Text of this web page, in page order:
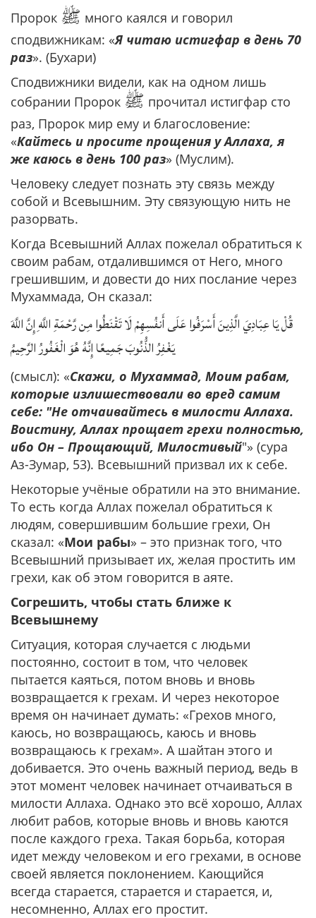
Пророк ﷺ много каялся и говорил
сподвижникам: «Я читаю истигфар в день 70
раз». (Бухари)
Сподвижники видели, как на одном лишь
собрании Пророк ﷺ прочитал истигфар сто
раз, Пророк мир ему и благословение:
«Кайтесь и просите прощения у Аллаха, я
же каюсь в день 100 раз» (Муслим).
Человеку следует познать эту связь между
собой и Всевышним. Эту связующую нить не
разорвать.
Когда Всевышний Аллах пожелал обратиться к
своим рабам, отдалившимся от Него, много
грешившим, и довести до них послание через
Мухаммада, Он сказал:
قُلْ يَا عِبَادِيَ الَّذِينَ أَسْرَفُوا عَلَى أَنفُسِهِمْ لَا تَقْنَطُوا مِن رَّحْمَةِ اللَّهِ إِنَّ اللَّهَ
يَغْفِرُ الذُّنُوبَ جَمِيعًا إِنَّهُ هُوَ الْغَفُورُ الرَّحِيمُ
(смысл): «Скажи, о Мухаммад, Моим рабам,
которые излишествовали во вред самим
себе: "Не отчаивайтесь в милости Аллаха.
Воистину, Аллах прощает грехи полностью,
ибо Он – Прощающий, Милостивый"» (сура
Аз-Зумар, 53). Всевышний призвал их к себе.
Некоторые учёные обратили на это внимание.
То есть когда Аллах пожелал обратиться к
людям, совершившим большие грехи, Он
сказал: «Мои рабы» – это признак того, что
Всевышний призывает их, желая простить им
грехи, как об этом говорится в аяте.
Согрешить, чтобы стать ближе к
Всевышнему
Ситуация, которая случается с людьми
постоянно, состоит в том, что человек
пытается каяться, потом вновь и вновь
возвращается к грехам. И через некоторое
время он начинает думать: «Грехов много,
каюсь, но возвращаюсь, каюсь и вновь
возвращаюсь к грехам». А шайтан этого и
добивается. Это очень важный период, ведь в
этот момент человек начинает отчаиваться в
милости Аллаха. Однако это всё хорошо, Аллах
любит рабов, которые вновь и вновь каются
после каждого греха. Такая борьба, которая
идет между человеком и его грехами, в основе
своей является поклонением. Кающийся
всегда старается, старается и старается, и,
несомненно, Аллах его простит.